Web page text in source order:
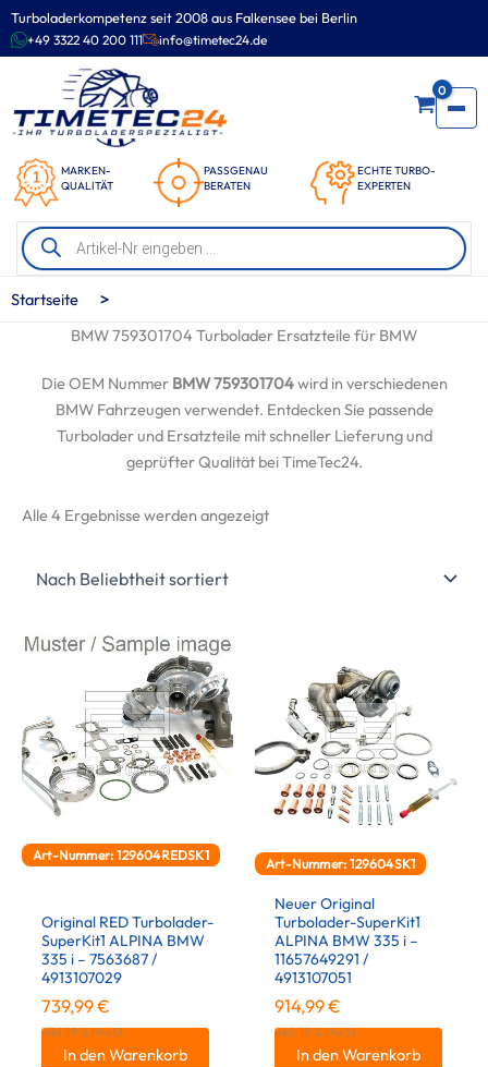
Turboladerkompetenz seit 2008 aus Falkensee bei Berlin
+49 3322 40 200 111 info@timetec24.de
MARKEN-
QUALITÄT
PASSGENAU
BERATEN
ECHTE TURBO-
EXPERTEN
0
Products
search
Zum
Inhalt
springen
Startseite >
BMW 759301704 Turbolader Ersatzteile für BMW
Die OEM Nummer BMW 759301704wird in verschiedenen
BMW Fahrzeugen verwendet. Entdecken Sie passende
Turbolader und Ersatzteile mit schneller Lieferung und
geprüfter Qualität bei TimeTec24.
Alle 4 Ergebnisse werden angezeigtNach
Art-Nummer: 129604REDSK1
Original RED Turbolader-
SuperKit1 ALPINA BMW
335 i – 7563687 /
4913107029
739,99€
inkl. 19 % MwSt.
In den Warenkorb
Art-Nummer: 129604SK1
Neuer Original
Turbolader-SuperKit1
ALPINA BMW 335 i –
11657649291 /
4913107051
914,99€
inkl. 19 % MwSt.
In den Warenkorb